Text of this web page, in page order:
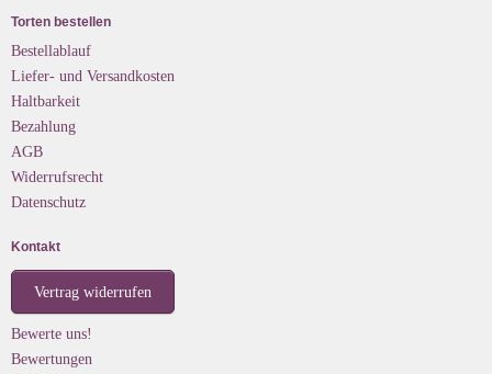
Torten bestellen
Bestellablauf
Liefer- und Versandkosten
Haltbarkeit
Bezahlung
AGB
Widerrufsrecht
Datenschutz
Kontakt
Vertrag widerrufen
Bewerte uns!
Bewertungen